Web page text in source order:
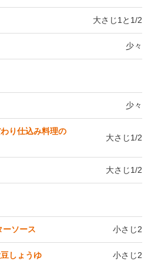
大さじ1と1/2
少々
少々
り仕込み料理の
大さじ1/2
大さじ1/2
ーソース 小さじ2
しょうゆ 小さじ2